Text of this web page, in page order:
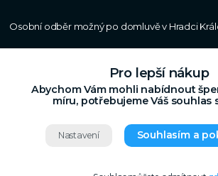
Pro lepší nákup
Abychom Vám mohli nabídnout
míru, potřebujeme Váš souhlas
Nastavení Souhlasím a